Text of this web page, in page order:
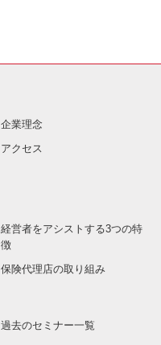
企業理念
アクセス
経営者をアシストする3つの特
徴
保険代理店の取り組み
過去のセミナー一覧